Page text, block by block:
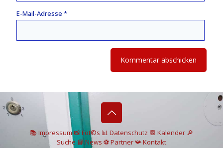
E-Mail-Adresse *
📚 Impressum📸Fot©s 📊 Datenschutz 📆 Kalender 🔎
Suche 📘 News ⚽Partner📯Kontakt